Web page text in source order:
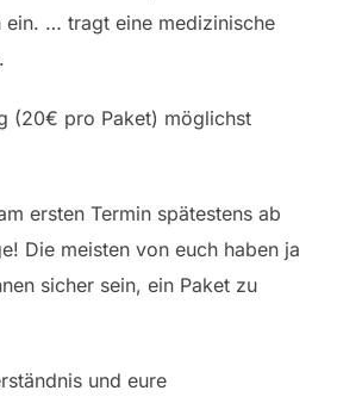
ein. … tragt eine medizinische
(20€ pro Paket) möglichst
ersten Termin spätestens ab
Die meisten von euch haben ja
sicher sein, ein Paket zu
und eure